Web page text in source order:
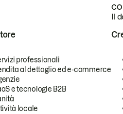
Il
professionali
al dettaglio ed e-commerce
e tecnologie B2B
locale